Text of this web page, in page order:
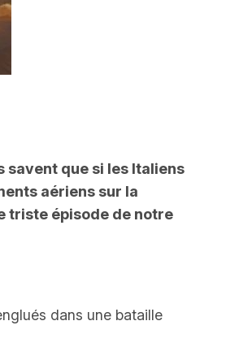
savent que si les Italiens
aériens sur la
triste épisode de notre
dans une bataille